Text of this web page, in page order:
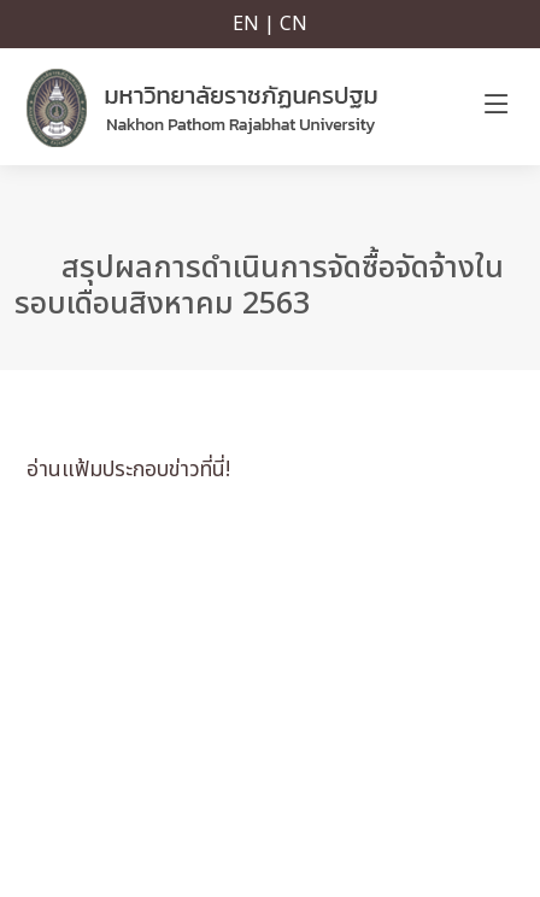
EN | CN
สรุปผลการดำเนินการจัดซื้อจัดจ้างใน
รอบเดือนสิงหาคม 2563
อ่านแฟ้มประกอบข่าวที่นี่!